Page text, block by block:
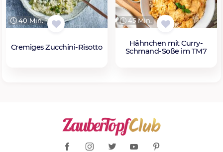
40 Min.
Cremiges Zucchini-Risotto
45 Min.
Hähnchen mit Curry-
Schmand-Soße im TM7